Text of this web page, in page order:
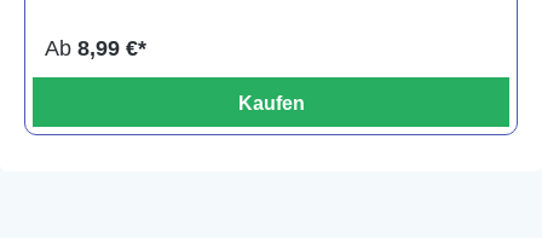
Ab 8,99 €*
Kaufen